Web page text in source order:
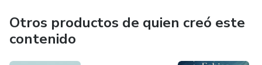
Otros productos de quien creó este
contenido